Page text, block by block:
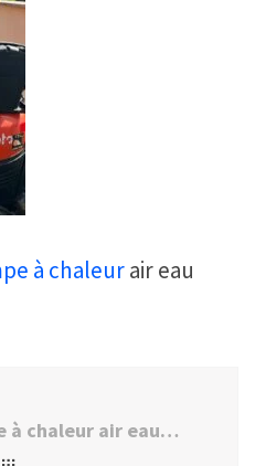
à chaleurair eau
Installation Pompe à chaleur air eau Panasonnic à Yerres